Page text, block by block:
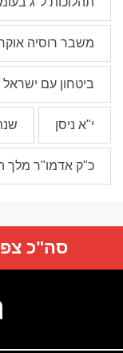
משבר רוסיה
ביטחון עם ישראל
י"א ניסן
כ"ק אדמו"ר מלך
סה"כ